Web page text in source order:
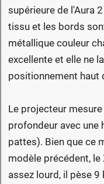
supérieure de l'Aura
tissu et les bords
métallique couleur
excellente et elle ne
positionnement haut
Le projecteur
profondeur avec une
pattes). Bien que ce
modèle précédent,
assez lourd, il pèse